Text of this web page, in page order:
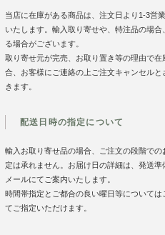
当店に在庫がある商品は、注文日より1-3営
いたします。輸入取り寄せや、特注品の場合
る場合がございます。
取り寄せ元が完売、お取り置き等の理由で在
合、お客様にご連絡の上ご注文キャンセルと
きます。
配送日時の指定について
輸入お取り寄せ品の場合、ご注文の段階での
定は承れません。お届け日の詳細は、発送準
メールにてご案内いたします。
時間帯指定とご都合の良い曜日等については
てご指定いただけます。